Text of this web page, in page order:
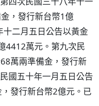
，發行新台幣1億
二月五日公告以黃金
4412萬元。第九次民
萬兩準備金，發行新
國五十年一月五日公告
發行新台幣2億元。已